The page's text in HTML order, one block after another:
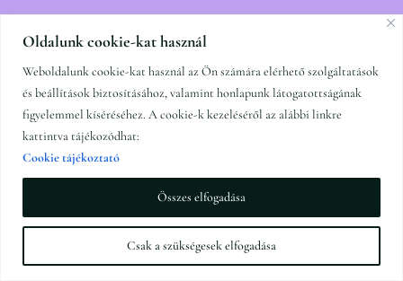
Oldalunk cookie-kat használ
Weboldalunk cookie-kat használ az Ön számára elérhető szolgáltatások
és beállítások biztosításához, valamint honlapunk látogatottságának
figyelemmel kíséréséhez. A cookie-k kezeléséről az alábbi linkre
kattintva tájékozódhat:
Cookie tájékoztató
Csak a szükségesek elfogadása
Összes elfogadása